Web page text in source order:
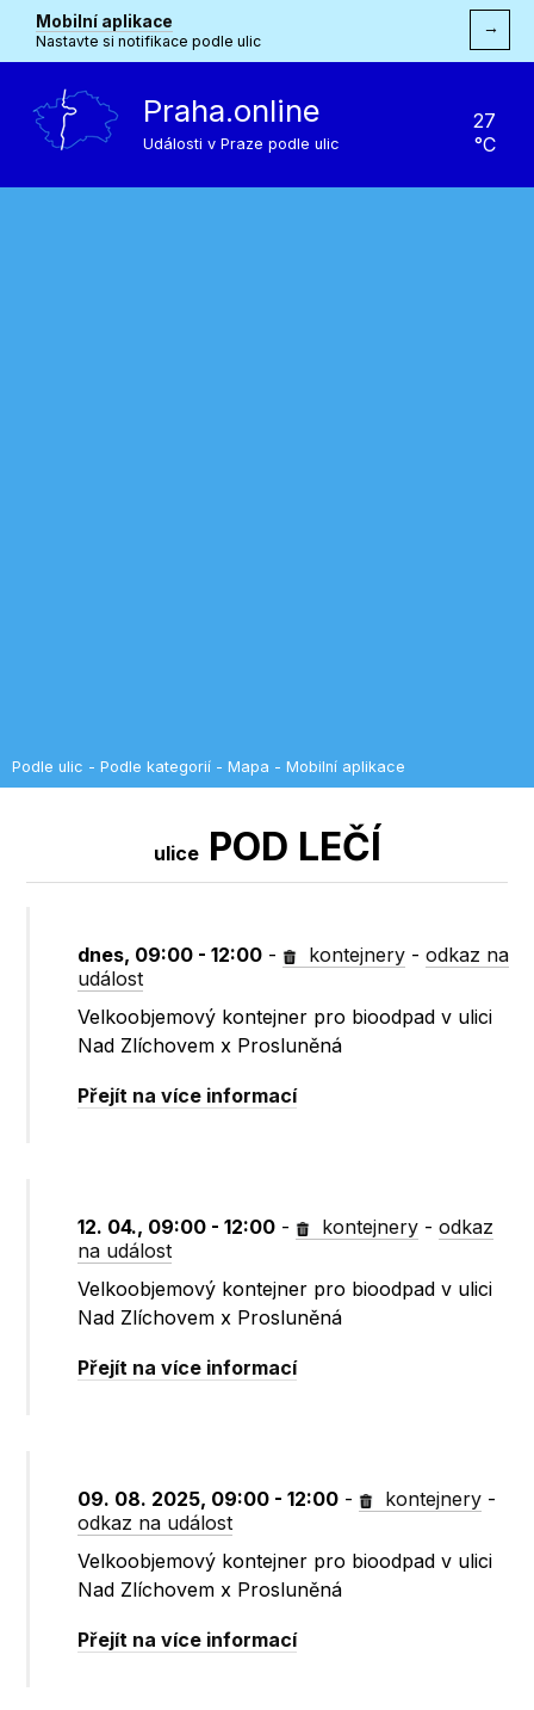
Mobilní aplikace
Nastavte si notifikace podle ulic
→
Praha.online
Události v Praze podle ulic
27
°C
Podle ulic - Podle kategorií - Mapa - Mobilní aplikace
ulicePOD LEČÍ
dnes, 09:00 - 12:00 - kontejnery -odkaz na
událost
Velkoobjemový kontejner pro bioodpad v ulici
Nad Zlíchovem x Prosluněná
Přejít na více informací
12. 04., 09:00 - 12:00 - kontejnery -odkaz
na událost
Velkoobjemový kontejner pro bioodpad v ulici
Nad Zlíchovem x Prosluněná
Přejít na více informací
09. 08. 2025, 09:00 - 12:00 - kontejnery -
odkaz na událost
Velkoobjemový kontejner pro bioodpad v ulici
Nad Zlíchovem x Prosluněná
Přejít na více informací